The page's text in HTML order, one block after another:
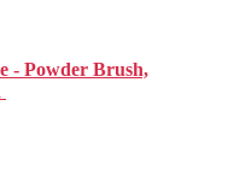
- Powder Brush,